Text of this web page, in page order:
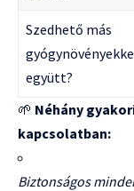
Szedhető más
együtt?
🌱 Néhány
kapcsolatban:
Biztonságos